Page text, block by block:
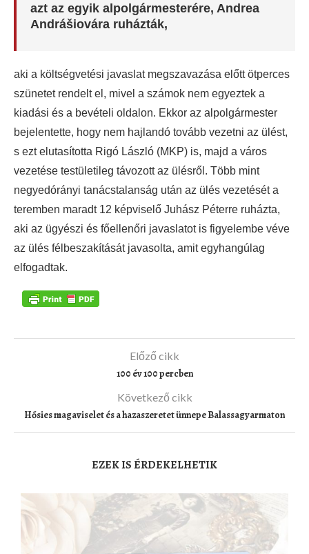
azt az egyik alpolgármesterére, Andrea
Andrášiovára ruházták,
aki a költségvetési javaslat megszavazása előtt ötperces
szünetet rendelt el, mivel a számok nem egyeztek a
kiadási és a bevételi oldalon. Ekkor az alpolgármester
bejelentette, hogy nem hajlandó tovább vezetni az ülést,
s ezt elutasította Rigó László (MKP) is, majd a város
vezetése testületileg távozott az ülésről. Több mint
negyedórányi tanácstalanság után az ülés vezetését a
teremben maradt 12 képviselő Juhász Péterre ruházta,
aki az ügyészi és főellenőri javaslatot is figyelembe véve
az ülés félbeszakítását javasolta, amit egyhangúlag
elfogadtak.
Előző cikk
100 év 100 percben
Következő cikk
Hősies magaviselet és a hazaszeretet ünnepe Balassagyarmaton
EZEK IS ÉRDEKELHETIK